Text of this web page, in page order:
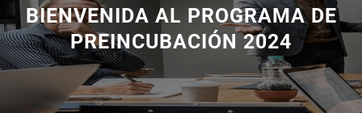
BIENVENIDA AL PROGRAMA DE
PREINCUBACIÓN 2024